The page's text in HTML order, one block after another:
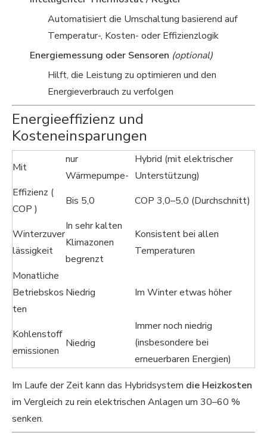
Automatisiert die Umschaltung basierend auf
Temperatur-, Kosten- oder Effizienzlogik
Energiemessung oder Sensoren (optional)
Hilft, die Leistung zu optimieren und den
Energieverbrauch zu verfolgen
Energieeffizienz und
Kosteneinsparungen
Mit
nur
Wärmepumpe-
Hybrid (mit elektrischer
Unterstützung)
Effizienz (
COP )
Bis 5,0 COP 3,0–5,0 (Durchschnitt)
Winterzuver
lässigkeit
In sehr kalten
Klimazonen
begrenzt
Konsistent bei allen
Temperaturen
Monatliche
Betriebskos
ten
Niedrig Im Winter etwas höher
Kohlenstoff
emissionen
Niedrig
Immer noch niedrig
(insbesondere bei
erneuerbaren Energien)
Im Laufe der Zeit kann das Hybridsystem die Heizkosten
im Vergleich zu rein elektrischen Anlagen um 30–60 %
senken.